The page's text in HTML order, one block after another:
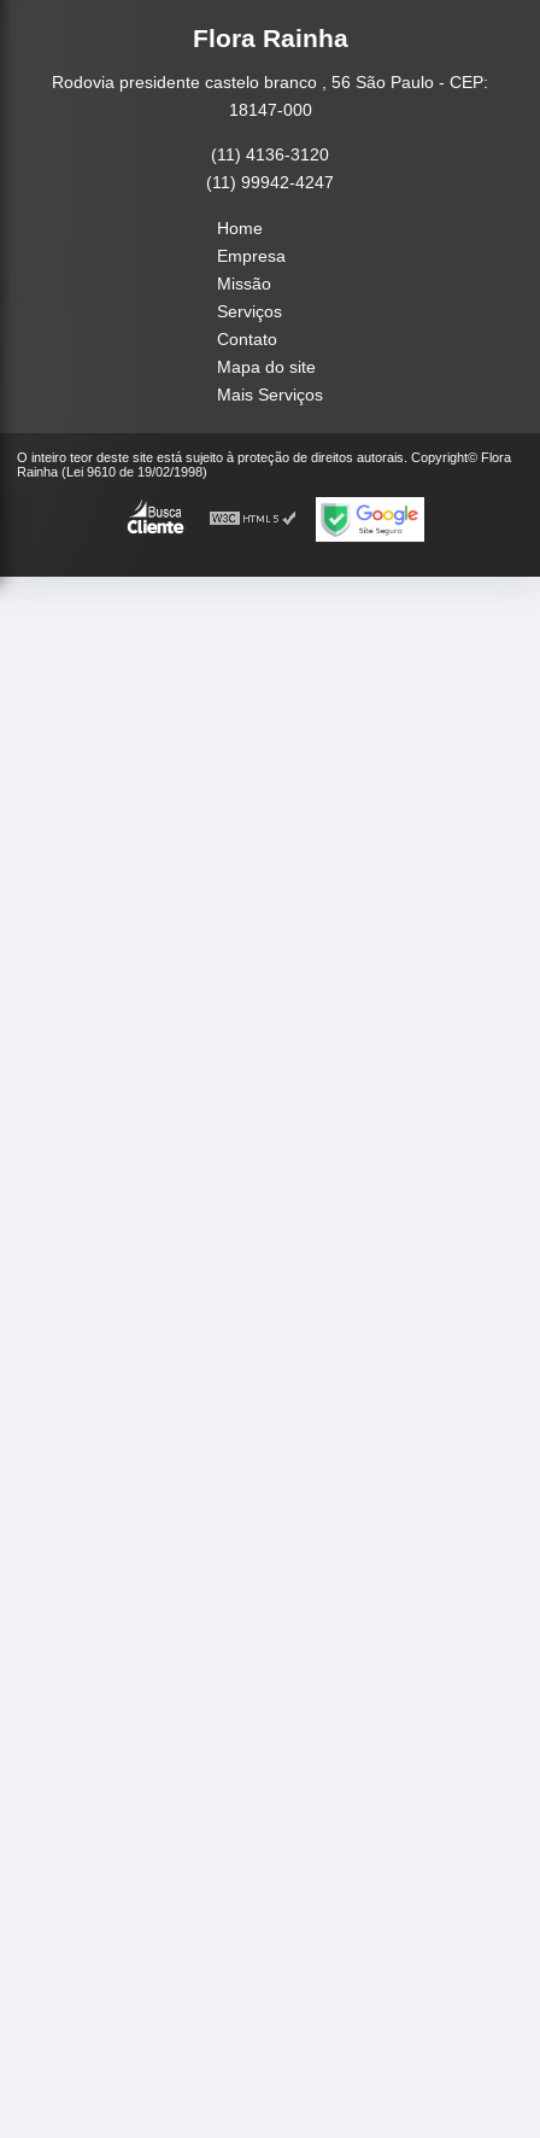
Flora Rainha
Rodovia presidente castelo branco , 56 São Paulo - CEP:
18147-000
(11) 4136-3120
(11) 99942-4247
Home
Empresa
Missão
Serviços
Contato
Mapa do site
Mais Serviços
O inteiro teor deste site está sujeito à proteção de direitos autorais. Copyright© Flora
Rainha (Lei 9610 de 19/02/1998)